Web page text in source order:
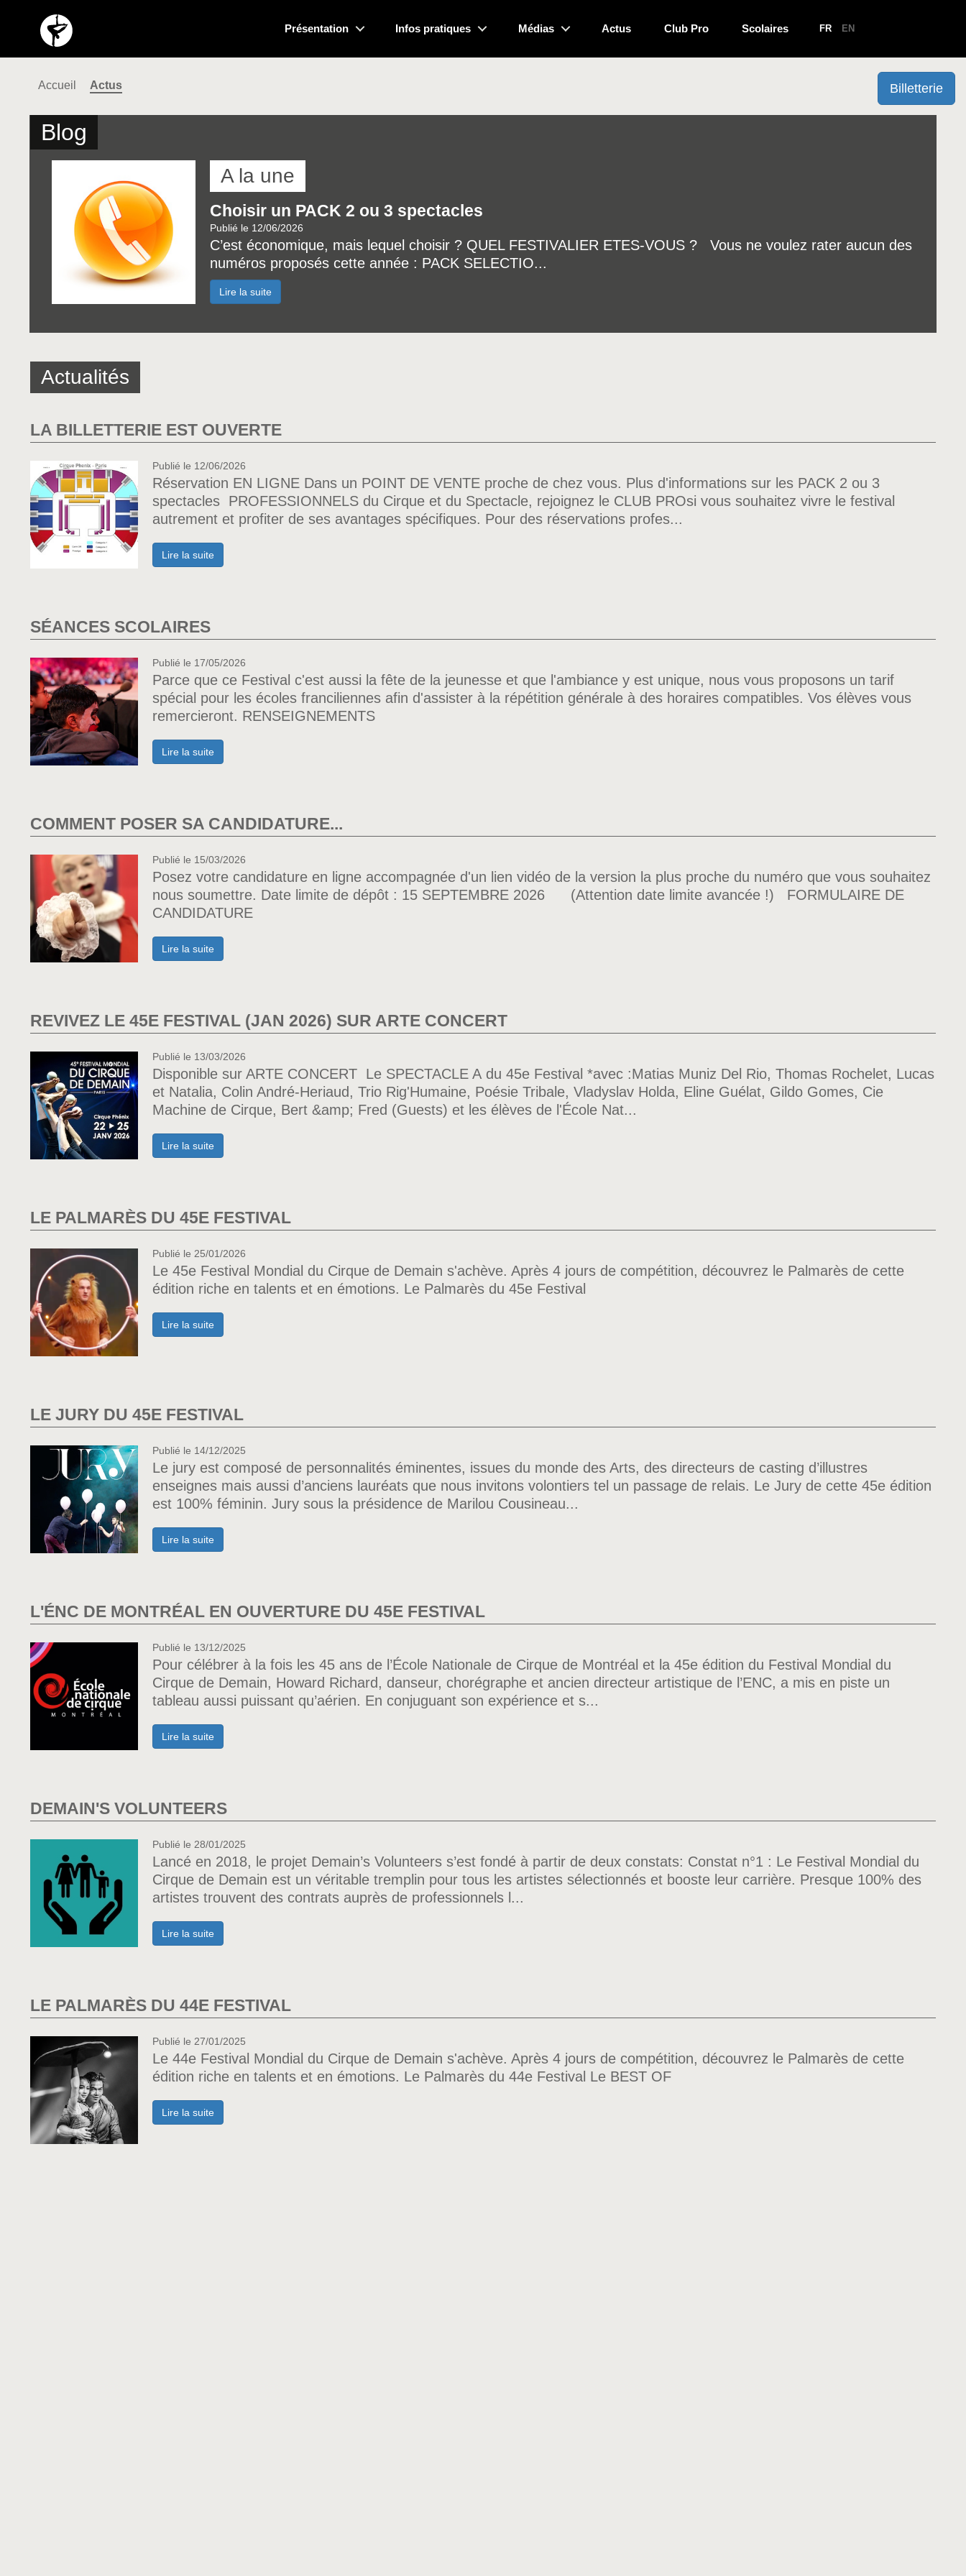
Présentation Infos pratiques Médias Actus Club Pro Scolaires FR EN
Billetterie
Accueil Actus
Blog
A la une
Choisir un PACK 2 ou 3 spectacles
Publié le 12/06/2026
C’est économique, mais lequel choisir ? QUEL FESTIVALIER ETES-VOUS ? Vous ne voulez rater aucun des
numéros proposés cette année : PACK SELECTIO...
Lire la suite
Actualités
LA BILLETTERIE EST OUVERTE
Publié le 12/06/2026
Réservation EN LIGNE Dans un POINT DE VENTE proche de chez vous. Plus d'informations sur les PACK 2 ou 3
spectacles PROFESSIONNELS du Cirque et du Spectacle, rejoignez le CLUB PROsi vous souhaitez vivre le festival
autrement et profiter de ses avantages spécifiques. Pour des réservations profes...
Lire la suite
SÉANCES SCOLAIRES
Publié le 17/05/2026
Parce que ce Festival c'est aussi la fête de la jeunesse et que l'ambiance y est unique, nous vous proposons un tarif
spécial pour les écoles franciliennes afin d'assister à la répétition générale à des horaires compatibles. Vos élèves vous
remercieront. RENSEIGNEMENTS
Lire la suite
COMMENT POSER SA CANDIDATURE...
Publié le 15/03/2026
Posez votre candidature en ligne accompagnée d'un lien vidéo de la version la plus proche du numéro que vous souhaitez
nous soumettre. Date limite de dépôt : 15 SEPTEMBRE 2026 (Attention date limite avancée !) FORMULAIRE DE
CANDIDATURE
Lire la suite
REVIVEZ LE 45E FESTIVAL (JAN 2026) SUR ARTE CONCERT
Publié le 13/03/2026
Disponible sur ARTE CONCERT Le SPECTACLE A du 45e Festival *avec :Matias Muniz Del Rio, Thomas Rochelet, Lucas
et Natalia, Colin André-Heriaud, Trio Rig'Humaine, Poésie Tribale, Vladyslav Holda, Eline Guélat, Gildo Gomes, Cie
Machine de Cirque, Bert &amp; Fred (Guests) et les élèves de l'École Nat...
Lire la suite
LE PALMARÈS DU 45E FESTIVAL
Publié le 25/01/2026
Le 45e Festival Mondial du Cirque de Demain s'achève. Après 4 jours de compétition, découvrez le Palmarès de cette
édition riche en talents et en émotions. Le Palmarès du 45e Festival
Lire la suite
LE JURY DU 45E FESTIVAL
Publié le 14/12/2025
Le jury est composé de personnalités éminentes, issues du monde des Arts, des directeurs de casting d’illustres
enseignes mais aussi d’anciens lauréats que nous invitons volontiers tel un passage de relais. Le Jury de cette 45e édition
est 100% féminin. Jury sous la présidence de Marilou Cousineau...
Lire la suite
L'ÉNC DE MONTRÉAL EN OUVERTURE DU 45E FESTIVAL
Publié le 13/12/2025
Pour célébrer à la fois les 45 ans de l’École Nationale de Cirque de Montréal et la 45e édition du Festival Mondial du
Cirque de Demain, Howard Richard, danseur, chorégraphe et ancien directeur artistique de l’ENC, a mis en piste un
tableau aussi puissant qu’aérien. En conjuguant son expérience et s...
Lire la suite
DEMAIN'S VOLUNTEERS
Publié le 28/01/2025
Lancé en 2018, le projet Demain’s Volunteers s’est fondé à partir de deux constats: Constat n°1 : Le Festival Mondial du
Cirque de Demain est un véritable tremplin pour tous les artistes sélectionnés et booste leur carrière. Presque 100% des
artistes trouvent des contrats auprès de professionnels l...
Lire la suite
LE PALMARÈS DU 44E FESTIVAL
Publié le 27/01/2025
Le 44e Festival Mondial du Cirque de Demain s'achève. Après 4 jours de compétition, découvrez le Palmarès de cette
édition riche en talents et en émotions. Le Palmarès du 44e Festival Le BEST OF
Lire la suite